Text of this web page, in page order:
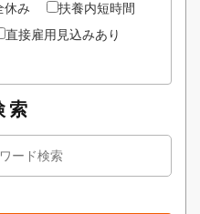
休み
扶養内短時間
直接雇用見込みあり
索